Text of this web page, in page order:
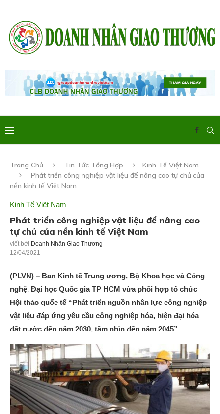
Trang Chủ Tin Tức Tổng Hợp
Kinh Tế Việt Nam
Phát triển công nghiệp vật liệu để nâng cao tự chủ của
nền kinh tế Việt Nam
Kinh Tế Việt Nam
Phát triển công nghiệp vật liệu để nâng cao
tự chủ của nền kinh tế Việt Nam
viết bởi Doanh Nhân Giao Thương
12/04/2021
(PLVN) – Ban Kinh tế Trung ương, Bộ Khoa học và Công
nghệ, Đại học Quốc gia TP HCM vừa phối hợp tổ chức
Hội thảo quốc tế “Phát triển nguồn nhân lực công nghiệp
vật liệu đáp ứng yêu cầu công nghiệp hóa, hiện đại hóa
đất nước đến năm 2030, tầm nhìn đến năm 2045”.